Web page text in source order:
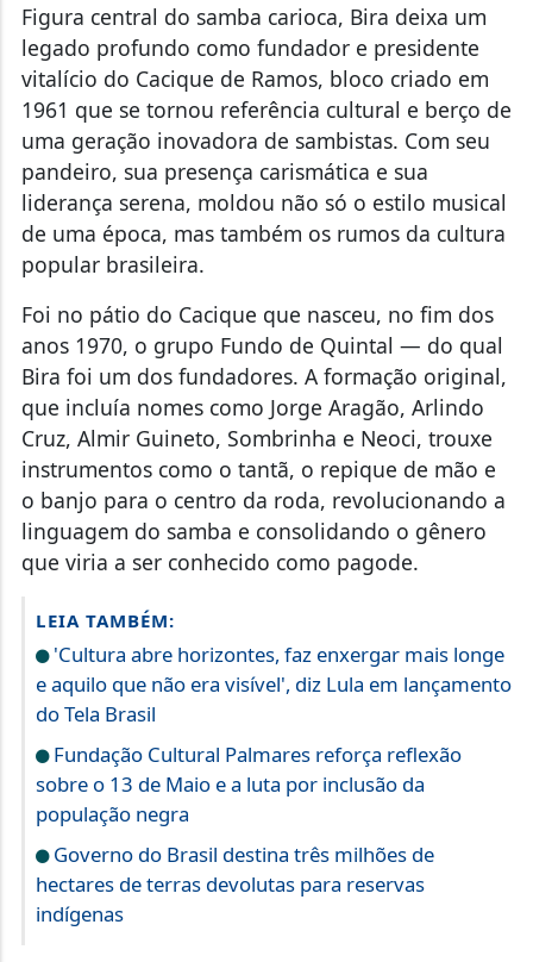
Figura central do samba carioca, Bira deixa um
legado profundo como fundador e presidente
vitalício do Cacique de Ramos, bloco criado em
1961 que se tornou referência cultural e berço de
uma geração inovadora de sambistas. Com seu
pandeiro, sua presença carismática e sua
liderança serena, moldou não só o estilo musical
de uma época, mas também os rumos da cultura
popular brasileira.
Foi no pátio do Cacique que nasceu, no fim dos
anos 1970, o grupo Fundo de Quintal — do qual
Bira foi um dos fundadores. A formação original,
que incluía nomes como Jorge Aragão, Arlindo
Cruz, Almir Guineto, Sombrinha e Neoci, trouxe
instrumentos como o tantã, o repique de mão e
o banjo para o centro da roda, revolucionando a
linguagem do samba e consolidando o gênero
que viria a ser conhecido como pagode.
LEIA TAMBÉM:
'Cultura abre horizontes, faz enxergar mais longe
e aquilo que não era visível', diz Lula em lançamento
do Tela Brasil
Fundação Cultural Palmares reforça reflexão
sobre o 13 de Maio e a luta por inclusão da
população negra
Governo do Brasil destina três milhões de
hectares de terras devolutas para reservas
indígenas